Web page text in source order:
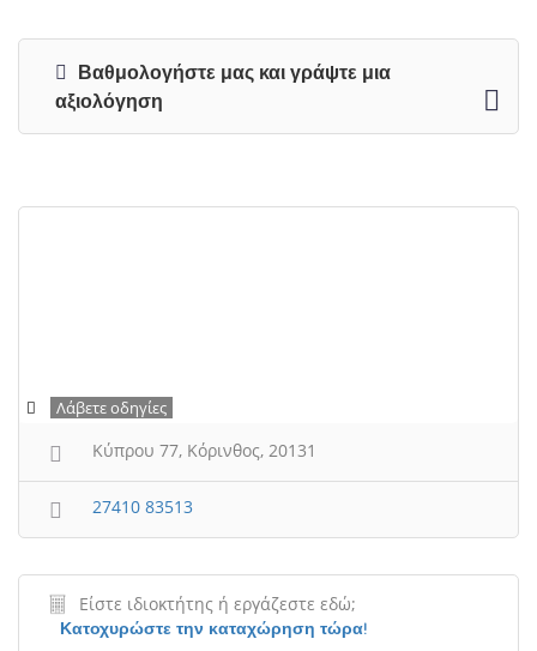
Βαθμολογήστε μας και γράψτε μια
αξιολόγηση
Λάβετε οδηγίες
Κύπρου 77, Κόρινθος, 20131
27410 83513
Είστε ιδιοκτήτης ή εργάζεστε εδώ;
Κατοχυρώστε την καταχώρηση τώρα!